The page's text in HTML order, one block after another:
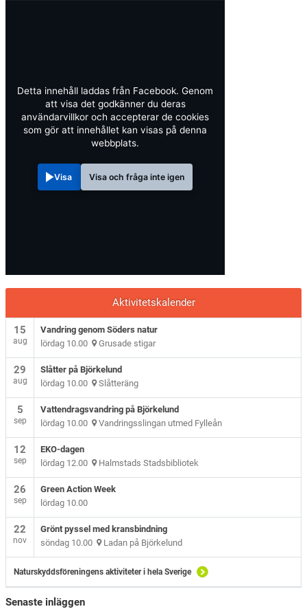
Detta innehåll laddas från Facebook. Genom
att visa det godkänner du deras
användarvillkor och accepterar de cookies
som gör att innehållet kan visas på denna
webbplats.
Visa Visa och fråga inte igen
Aktivitetskalender
15
aug
Vandring genom Söders natur
lördag 10.00 Grusade stigar
29
aug
Slåtter på Björkelund
lördag 10.00 Slåtteräng
5
sep
Vattendragsvandring på Björkelund
lördag 10.00 Vandringsslingan utmed Fylleån
12
sep
EKO-dagen
lördag 12.00 Halmstads Stadsbibliotek
26
sep
Green Action Week
lördag 10.00
22
nov
Grönt pyssel med kransbindning
söndag 10.00 Ladan på Björkelund
Naturskyddsföreningens aktiviteter i hela Sverige
Senaste inläggen